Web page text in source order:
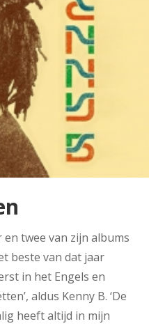
twee van zijn albums
beste van dat jaar
in het Engels en
aldus Kenny B. ‘De
heeft altijd in mijn